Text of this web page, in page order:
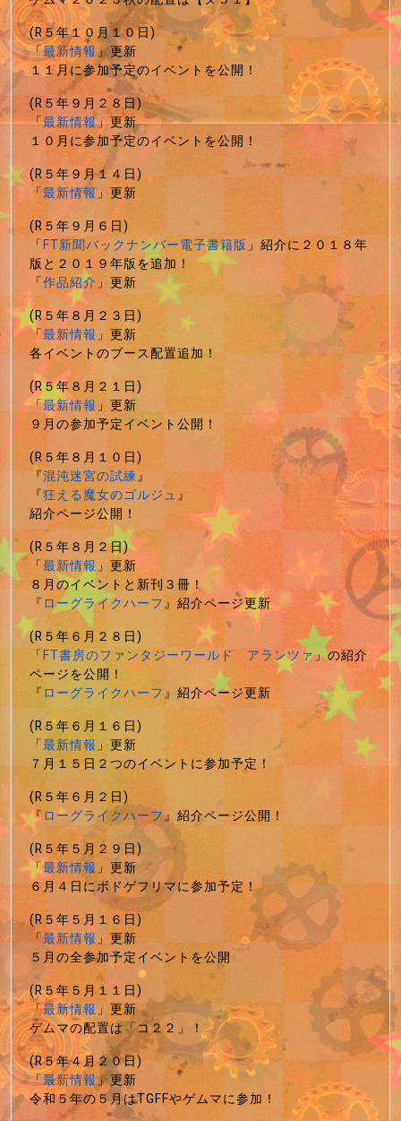
(R５年１０月１０日)
「最新情報」更新
１１月に参加予定のイベントを公開！
(R５年９月２８日)
「最新情報」更新
１０月に参加予定のイベントを公開！
(R５年９月１４日)
「最新情報」更新
(R５年９月６日)
「FT新聞バックナンバー電子書籍版」紹介に２０１８年
版と２０１９年版を追加！
「作品紹介」更新
(R５年８月２３日)
「最新情報」更新
各イベントのブース配置追加！
(R５年８月２１日)
「最新情報」更新
９月の参加予定イベント公開！
(R５年８月１０日)
『混沌迷宮の試練』
『狂える魔女のゴルジュ』
紹介ページ公開！
(R５年８月２日)
「最新情報」更新
８月のイベントと新刊３冊！
『ローグライクハーフ』紹介ページ更新
(R５年６月２８日)
「FT書房のファンタジーワールド アランツァ」の紹介
ページを公開！
『ローグライクハーフ』紹介ページ更新
(R５年６月１６日)
「最新情報」更新
７月１５日２つのイベントに参加予定！
(R５年６月２日)
『ローグライクハーフ』紹介ページ公開！
(R５年５月２９日)
「最新情報」更新
６月４日にボドゲフリマに参加予定！
(R５年５月１６日)
「最新情報」更新
５月の全参加予定イベントを公開
(R５年５月１１日)
「最新情報」更新
ゲムマの配置は「コ２２」！
(R５年４月２０日)
「最新情報」更新
令和５年の５月はTGFFやゲムマに参加！